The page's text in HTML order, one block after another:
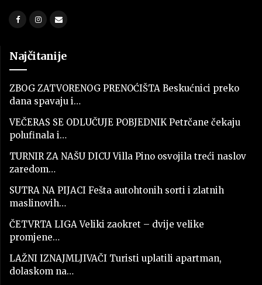
Najčitanije
ZBOG ZATVORENOG PRENOĆIŠTA Beskućnici preko
dana spavaju i…
VEČERAS SE ODLUČUJE POBJEDNIK Petrčane čekaju
polufinala i…
TURNIR ZA NAŠU DICU Villa Pino osvojila treći naslov
zaredom…
SUTRA NA PIJACI Fešta autohtonih sorti i zlatnih
maslinovih…
ČETVRTA LIGA Veliki zaokret – dvije velike
promjene…
LAŽNI IZNAJMLJIVAČI Turisti uplatili apartman,
dolaskom na…